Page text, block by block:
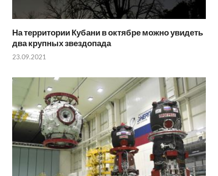
На территории Кубани в октябре можно увидеть
два крупных звездопада
23.09.2021